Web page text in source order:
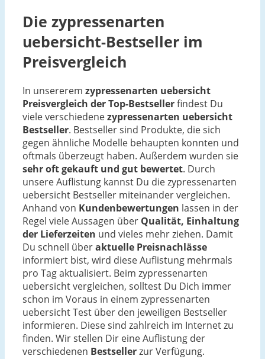
Die zypressenarten
uebersicht-Bestseller im
Preisvergleich
In unsererem zypressenarten uebersicht
Preisvergleich der Top-Bestsellerfindest Du
viele verschiedenezypressenarten uebersicht
Bestseller. Bestseller sind Produkte, die sich
gegen ähnliche Modelle behaupten konnten und
oftmals überzeugt haben. Außerdem wurden sie
sehr oft gekauft und gut bewertet. Durch
unsere Auflistung kannst Du die zypressenarten
uebersicht Bestseller miteinander vergleichen.
Anhand von Kundenbewertungen lassen in der
Regel viele Aussagen über Qualität, Einhaltung
der Lieferzeiten und vieles mehr ziehen. Damit
Du schnell überaktuelle Preisnachlässe
informiert bist, wird diese Auflistung mehrmals
pro Tag aktualisiert. Beim zypressenarten
uebersicht vergleichen, solltest Du Dich immer
schon im Voraus in einem zypressenarten
uebersicht Test über den jeweiligen Bestseller
informieren. Diese sind zahlreich im Internet zu
finden. Wir stellen Dir eine Auflistung der
verschiedenen Bestsellerzur Verfügung.